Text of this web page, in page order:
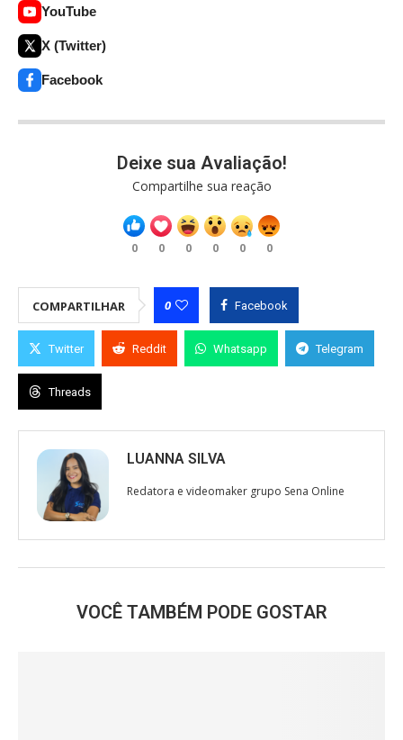
YouTube
X (Twitter)
Facebook
Deixe sua Avaliação!
Compartilhe sua reação
0 0 0 0 0 0
COMPARTILHAR 0 Facebook
Twitter Reddit Whatsapp Telegram
Threads
LUANNA SILVA
Redatora e videomaker grupo Sena Online
VOCÊ TAMBÉM PODE GOSTAR